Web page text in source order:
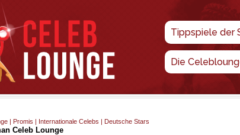
Tippspiele der
Die
| Promis | Internationale Celebs | Deutsche Stars
Celeb Lounge